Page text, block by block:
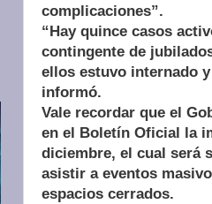
complicaciones”.
“Hay quince casos
contingente de
ellos estuvo internado
informó.
Vale recordar que el
en el Boletín Oficial la
diciembre, el cual será
asistir a eventos
espacios cerrados.